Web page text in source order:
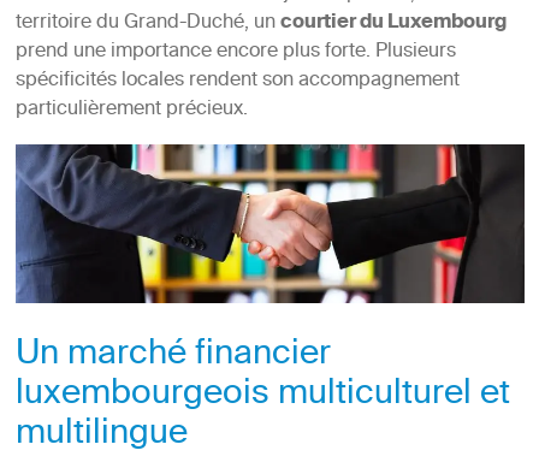
territoire du Grand-Duché, uncourtier du Luxembourg
prend une importance encore plus forte. Plusieurs
spécificités locales rendent son accompagnement
particulièrement précieux.
Un marché financier
luxembourgeois multiculturel et
multilingue